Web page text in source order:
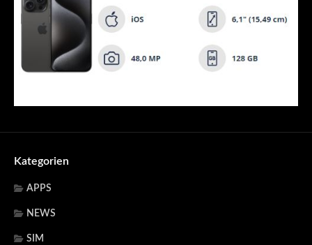
Kategorien
APPS
NEWS
SIM